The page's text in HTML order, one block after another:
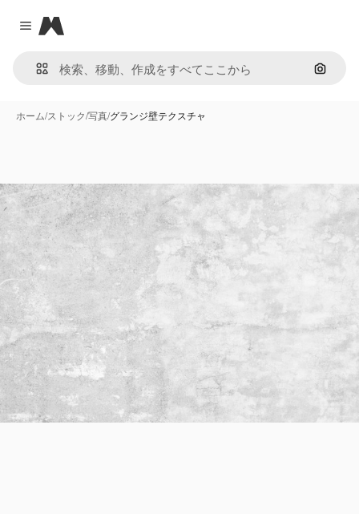
Close menu
Magnific
画像で
ホーム/ストック/写真/グランジ壁テクスチャ